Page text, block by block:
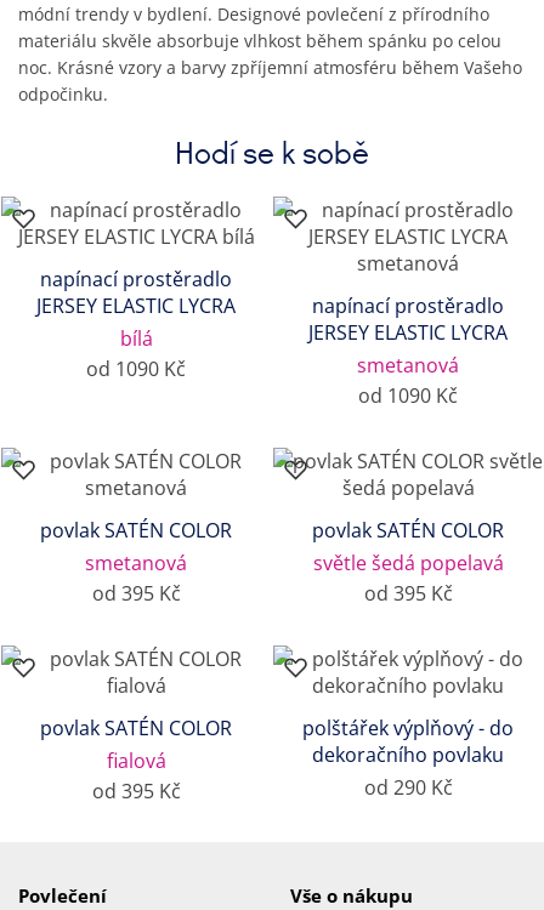
módní trendy v bydlení. Designové povlečení z přírodního
materiálu skvěle absorbuje vlhkost během spánku po celou
noc. Krásné vzory a barvy zpříjemní atmosféru během Vašeho
odpočinku.
Hodí se k sobě
napínací prostěradlo
JERSEY ELASTIC LYCRA
bílá
od 1090 Kč
napínací prostěradlo
JERSEY ELASTIC LYCRA
smetanová
od 1090 Kč
povlak SATÉN COLOR
smetanová
od 395 Kč
povlak SATÉN COLOR
světle šedá popelavá
od 395 Kč
povlak SATÉN COLOR
fialová
od 395 Kč
polštářek výplňový - do
dekoračního povlaku
od 290 Kč
Povlečení Vše o nákupu